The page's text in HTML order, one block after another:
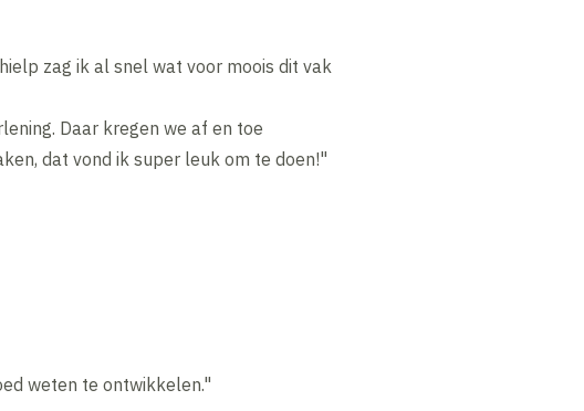
zag ik al snel wat voor moois dit vak
Daar kregen we af en toe
dat vond ik super leuk om te doen!"
weten te ontwikkelen."